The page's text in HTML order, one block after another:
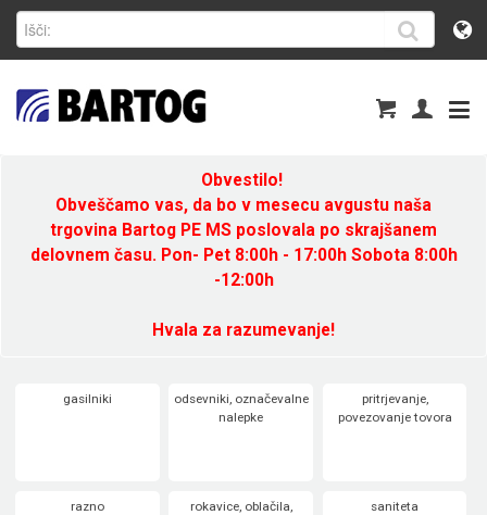
Obvestilo!
Obveščamo vas, da bo v mesecu avgustu naša
trgovina Bartog PE MS poslovala po skrajšanem
delovnem času. Pon- Pet 8:00h - 17:00h Sobota 8:00h
-12:00h
Hvala za razumevanje!
gasilniki
odsevniki, označevalne
nalepke
pritrjevanje,
povezovanje tovora
razno
rokavice, oblačila,
saniteta